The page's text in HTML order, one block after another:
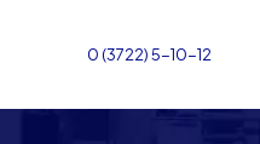
0 (3722) 5-10-12